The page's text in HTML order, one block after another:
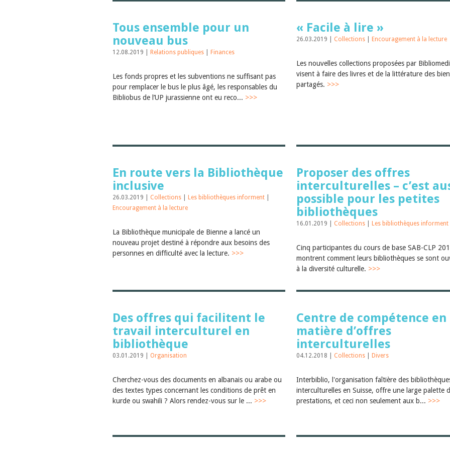
Tous ensemble pour un
nouveau bus
12.08.2019 | Relations publiques Finances
Les fonds propres et les subventions ne suffisant pas
pour remplacer le bus le plus âgé, les responsables du
Bibliobus de l’UP jurassienne ont eu reco... >>>
« Facile à lire »
26.03.2019 | Collections Encouragement à la lecture
Les nouvelles collections proposées par
visent à faire des livres et de la littérature des
partagés. >>>
En route vers la Bibliothèque
inclusive
26.03.2019 | Collections Les bibliothèques informent
Encouragement à la lecture
La Bibliothèque municipale de Bienne a lancé un
nouveau projet destiné à répondre aux besoins des
personnes en difficulté avec la lecture. >>>
Proposer des offres
interculturelles – c’est
possible pour les petites
bibliothèques
16.01.2019 | Collections Les bibliothèques informent
Cinq participantes du cours de base SAB-CLP
montrent comment leurs bibliothèques se sont
à la diversité culturelle. >>>
Des offres qui facilitent le
travail interculturel en
bibliothèque
03.01.2019 | Organisation
Cherchez-vous des documents en albanais ou arabe ou
des textes types concernant les conditions de prêt en
kurde ou swahili ? Alors rendez-vous sur le ... >>>
Centre de compétence en
matière d’offres
interculturelles
04.12.2018 | Collections Divers
Interbiblio, l'organisation faîtière des
interculturelles en Suisse, offre une large palette
prestations, et ceci non seulement aux b... >>>